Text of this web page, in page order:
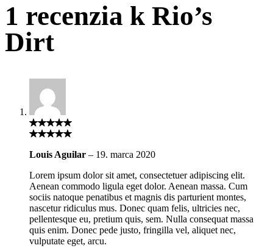
1 recenzia k Rio’s
Dirt
Louis Aguilar – 19. marca 2020
Lorem ipsum dolor sit amet, consectetuer adipiscing elit.
Aenean commodo ligula eget dolor. Aenean massa. Cum
sociis natoque penatibus et magnis dis parturient montes,
nascetur ridiculus mus. Donec quam felis, ultricies nec,
pellentesque eu, pretium quis, sem. Nulla consequat massa
quis enim. Donec pede justo, fringilla vel, aliquet nec,
vulputate eget, arcu.